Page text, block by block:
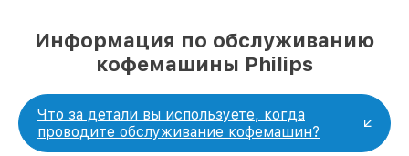
Информация по обслуживанию
кофемашины Philips
Что за детали вы используете, когда
проводите обслуживание кофемашин?